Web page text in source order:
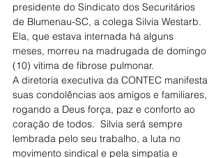
presidente do Sindicato dos Securitários
de Blumenau-SC, a colega Silvia Westarb.
Ela, que estava internada há alguns
meses, morreu na madrugada de domingo
(10) vítima de fibrose pulmonar.
A diretoria executiva da CONTEC manifesta
suas condolências aos amigos e familiares,
rogando a Deus força, paz e conforto ao
coração de todos.  Silvia será sempre
lembrada pelo seu trabalho, a luta no
movimento sindical e pela simpatia e